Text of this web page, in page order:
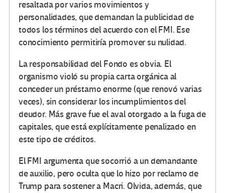
resaltada por varios movimientos y
personalidades, que demandan la publicidad de
todos los términos del acuerdo con el FMI. Ese
conocimiento permitiría promover su nulidad.
La responsabilidad del Fondo es obvia. El
organismo violó su propia carta orgánica al
conceder un préstamo enorme (que renovó varias
veces), sin considerar los incumplimientos del
deudor. Más grave fue el aval otorgado a la fuga de
capitales, que está explícitamente penalizado en
este tipo de créditos.
El FMI argumenta que socorrió a un demandante
de auxilio, pero oculta que lo hizo por reclamo de
Trump para sostener a Macri. Olvida, además, que